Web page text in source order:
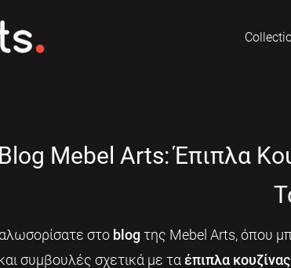
Blog Mebel Arts: Έπιπλα
στο blogτης Mebel Arts, όπου
συμβουλές σχετικά με τα έπιπλα κουζίνας